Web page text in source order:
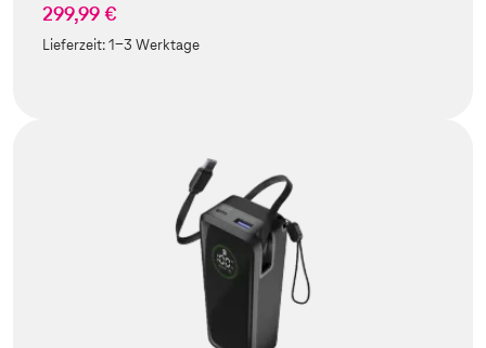
299,99 €
Lieferzeit:1-3 Werktage